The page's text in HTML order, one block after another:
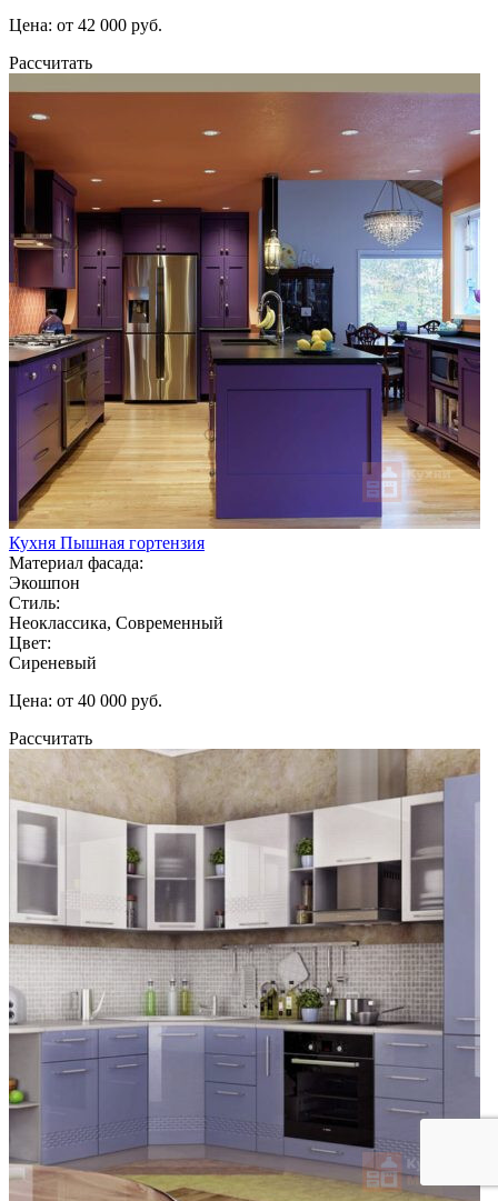
Цена: от 42 000 руб.
Рассчитать
Кухня Пышная гортензия
Материал фасада:
Экошпон
Стиль:
Неоклассика, Современный
Цвет:
Сиреневый
Цена: от 40 000 руб.
Рассчитать